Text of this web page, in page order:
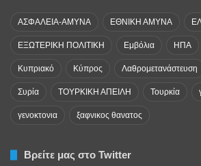
ΑΣΦΑΛΕΙΑ-ΑΜΥΝΑ ΕΘΝΙΚΗ ΑΜΥΝΑ
ΕΞΩΤΕΡΙΚΗ ΠΟΛΙΤΙΚΗ Εμβόλια ΗΠΑ
Κυπριακό Κύπρος Λαθρομετανάστευση
Συρία ΤΟΥΡΚΙΚΗ ΑΠΕΙΛΗ Τουρκία
γενοκτονια ξαφνικος θανατος
Βρείτε μας στο Twitter